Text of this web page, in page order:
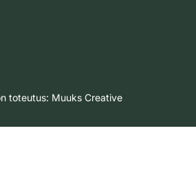
toteutus: Muuks Creative